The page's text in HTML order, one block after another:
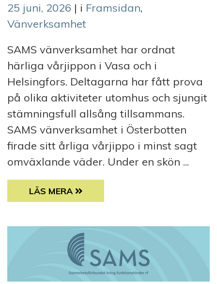
25 juni, 2026 | i Framsidan,
Vänverksamhet
SAMS vänverksamhet har ordnat
härliga vårjippon i Vasa och i
Helsingfors. Deltagarna har fått prova
på olika aktiviteter utomhus och sjungit
stämningsfull allsång tillsammans.
SAMS vänverksamhet i Österbotten
firade sitt årliga vårjippo i minst sagt
omväxlande väder. Under en skön ...
SAMS VÄNVERKSAMHET FIRADE VÅRJIPPO
LÄS MERA